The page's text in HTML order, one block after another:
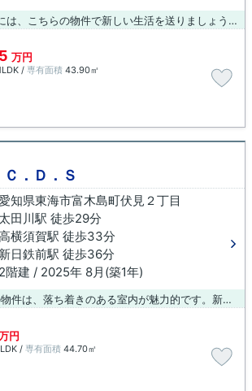
新築で生活したい方には、こちらの物件で新しい生活を送りましょう。2026年築の物件です。新しい生活にお勧めなのが、こちらのアパートです。当社では東海市にある賃貸情報を数多く取り扱っております。引っ越しを検討しているのであれば、物件情報をお問い合わせ下さい。
万円
/ 専有面積 43.90㎡
．Ｄ．Ｓ
知県東海市富木島町伏見２丁目
太田川駅 徒歩29分
横須賀駅 徒歩33分
新日鉄前駅 徒歩36分
2階建 / 2025年 8月(築1年)
2025年築のコチラの物件は、落ち着きのある室内が魅力的です。新しい生活にお勧めなのが、こちらのアパートです。やっぱりキレイな新築のお部屋がいい、そんな方におススメの物件。住まいのことでお困りでしたら、お気軽に当社へお問い合わせ下さい。当社は数多くの賃貸情報を取り扱っております。ご希望に適した物件をご紹介いたします。
円
/ 専有面積 44.70㎡